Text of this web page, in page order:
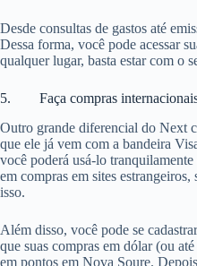
Desde consultas de gastos até
Dessa forma, você pode acessar
qualquer lugar, basta estar com o
5. Faça compras
Outro grande diferencial do Next
que ele já vem com a bandeira
você poderá usá-lo
em compras em sites
isso.
Além disso, você pode se
que suas compras em dólar (ou
em pontos em Nova Soure.